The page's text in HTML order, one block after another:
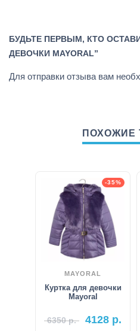
БУДЬТЕ ПЕРВЫМ, КТО
ДЕВОЧКИ MAYORAL”
Для отправки отзыва вам
ПОХОЖИЕ
-35%
MAYORAL
Куртка для девочки
Mayoral
6350р. 4128 р.